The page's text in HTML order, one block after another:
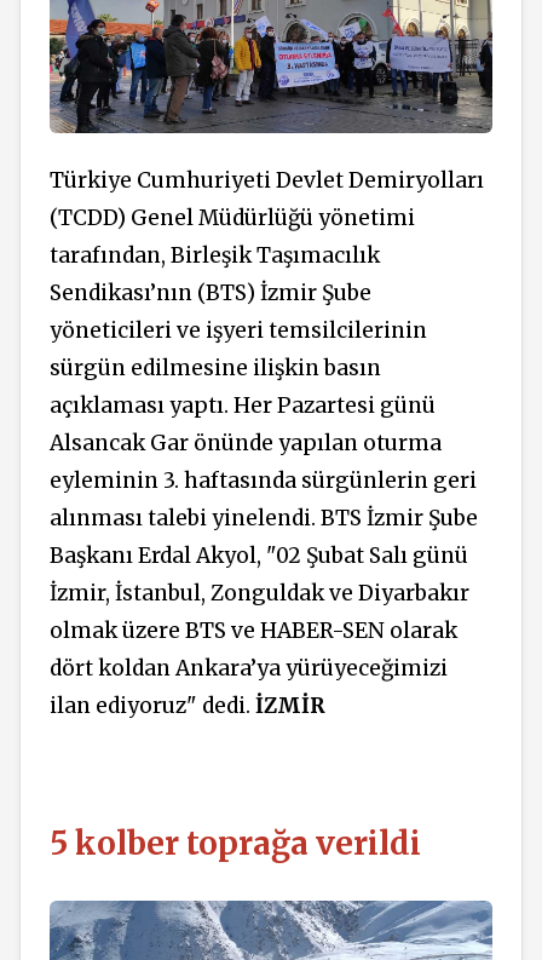
Türkiye Cumhuriyeti Devlet Demiryolları
(TCDD) Genel Müdürlüğü yönetimi
tarafından, Birleşik Taşımacılık
Sendikası’nın (BTS) İzmir Şube
yöneticileri ve işyeri temsilcilerinin
sürgün edilmesine ilişkin basın
açıklaması yaptı. Her Pazartesi günü
Alsancak Gar önünde yapılan oturma
eyleminin 3. haftasında sürgünlerin geri
alınması talebi yinelendi. BTS İzmir Şube
Başkanı Erdal Akyol, "02 Şubat Salı günü
İzmir, İstanbul, Zonguldak ve Diyarbakır
olmak üzere BTS ve HABER-SEN olarak
dört koldan Ankara’ya yürüyeceğimizi
ilan ediyoruz" dedi. İZMİR
5 kolber toprağa verildi